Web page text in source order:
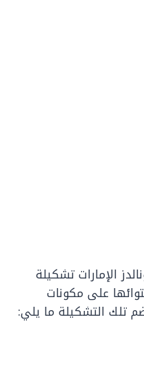
الإمارات تشكيلة
على مكونات
تلك التشكيلة ما يلي: